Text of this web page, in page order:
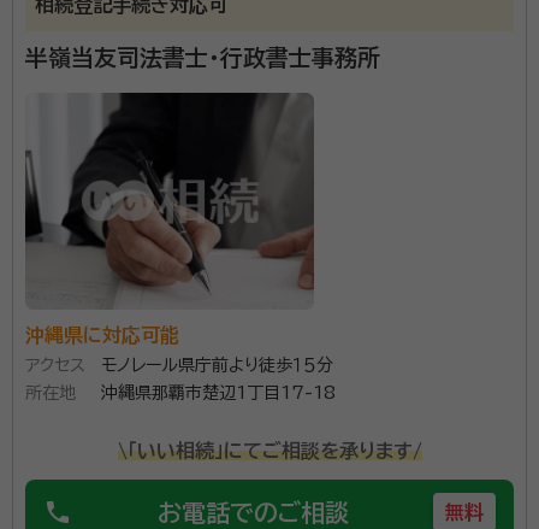
相続登記手続き対応可
半嶺当友司法書士・行政書士事務所
沖縄県に対応可能
アクセス
モノレール県庁前より徒歩１５分
所在地
沖縄県那覇市楚辺1丁目17-18
\「いい相続」にてご相談を承ります/
phone お電話でのご相談 無料